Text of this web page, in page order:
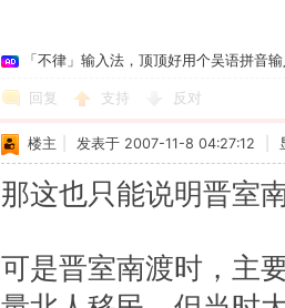
「不律」输入法，顶顶好用个吴语拼音
回复 支持 反对
楼主 发表于 2007-11-8 04:27:12
那这也只能说明晋室
可是晋室南渡时，主